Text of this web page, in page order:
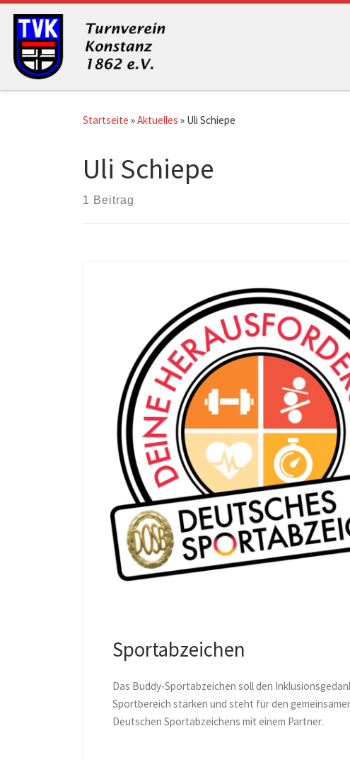
Zum Inhalt springen
Startseite »Aktuelles » Uli Schiepe
Uli Schiepe
1 Beitrag
Sportabzeichen
Das Buddy-Sportabzeichen soll den
Sportbereich stärken und steht für den
Deutschen Sportabzeichens mit einem Partner.